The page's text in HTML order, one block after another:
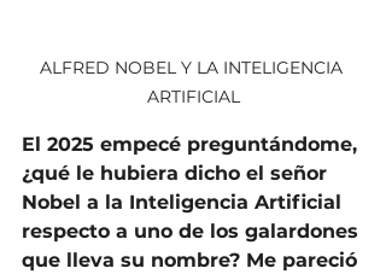
ALFRED NOBEL Y LA INTELIGENCIA
ARTIFICIAL
El 2025 empecé preguntándome,
¿qué le hubiera dicho el señor
Nobel a la Inteligencia Artificial
respecto a uno de los galardones
que lleva su nombre? Me pareció